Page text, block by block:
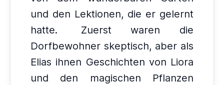
und den Lektionen, die er gelernt
hatte.
Zuerst waren die
Dorfbewohner skeptisch, aber als
Elias ihnen Geschichten von Liora
und den magischen Pflanzen